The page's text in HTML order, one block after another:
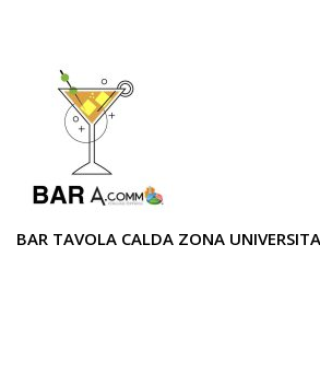
BAR TAVOLA CALDA ZONA